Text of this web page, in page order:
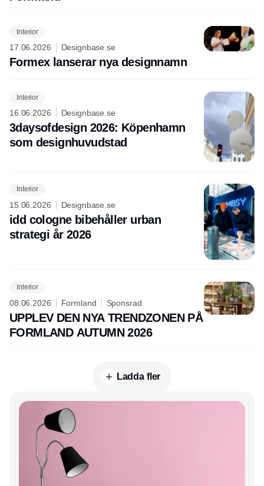
Interior
17.06.2026 Designbase.se
Formex lanserar nya designnamn
Interior
16.06.2026 Designbase.se
3daysofdesign 2026: Köpenhamn
som designhuvudstad
Interior
15.06.2026 Designbase.se
idd cologne bibehåller urban
strategi år 2026
Interior
08.06.2026 Formland Sponsrad
UPPLEV DEN NYA TRENDZONEN PÅ
FORMLAND AUTUMN 2026
Ladda fler
Annons